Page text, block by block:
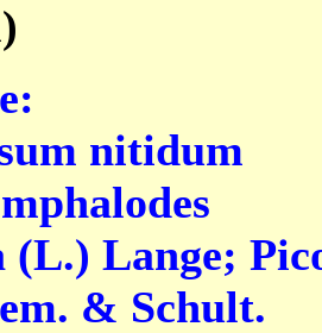
nitidum
(L.) Lange;
& Schult.